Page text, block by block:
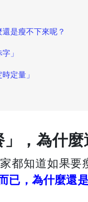
是瘦不下來呢？
」
定量」
」，為什
家都知道如果要
已，為什麼還